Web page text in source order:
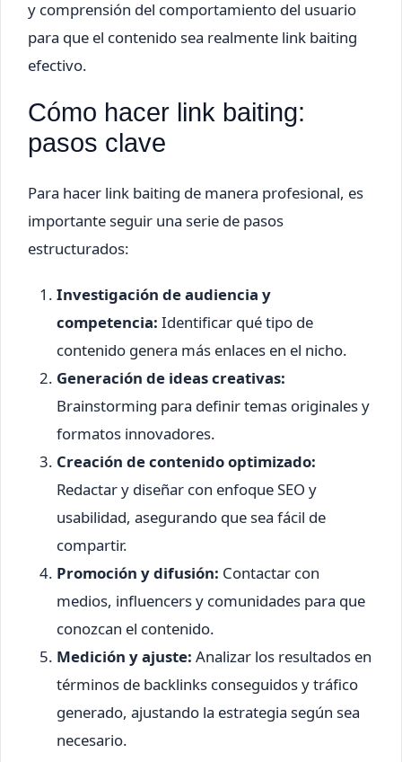
y comprensión del comportamiento del usuario
para que el contenido sea realmente link baiting
efectivo.
Cómo hacer link baiting:
pasos clave
Para hacer link baiting de manera profesional, es
importante seguir una serie de pasos
estructurados:
Investigación de audiencia y
competencia: Identificar qué tipo de
contenido genera más enlaces en el nicho.
Generación de ideas creativas:
Brainstorming para definir temas originales y
formatos innovadores.
Creación de contenido optimizado:
Redactar y diseñar con enfoque SEO y
usabilidad, asegurando que sea fácil de
compartir.
Promoción y difusión: Contactar con
medios, influencers y comunidades para que
conozcan el contenido.
Medición y ajuste: Analizar los resultados en
términos de backlinks conseguidos y tráfico
generado, ajustando la estrategia según sea
necesario.